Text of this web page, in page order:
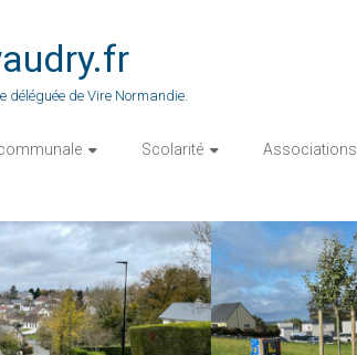
déléguée de Vire Normandie.
Scolarité Associations